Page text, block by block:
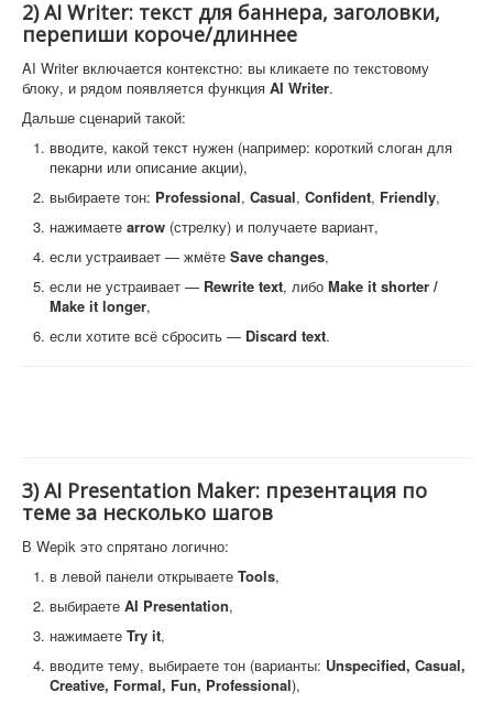
2) AI Writer: текст для баннера, заголовки,
перепиши короче/длиннее
AI Writer включается контекстно: вы кликаете по текстовому
блоку, и рядом появляется функция AI Writer.
Дальше сценарий такой:
вводите, какой текст нужен (например: короткий слоган для
пекарни или описание акции),
выбираете тон: Professional, Casual, Confident, Friendly,
нажимаете arrow (стрелку) и получаете вариант,
если устраивает — жмёте Save changes,
если не устраивает — Rewrite text, либо Make it shorter /
Make it longer,
если хотите всё сбросить — Discard text.
3) AI Presentation Maker: презентация по
теме за несколько шагов
В Wepik это спрятано логично:
в левой панели открываете Tools,
выбираете AI Presentation,
нажимаете Try it,
вводите тему, выбираете тон (варианты: Unspecified, Casual,
Creative, Formal, Fun, Professional),